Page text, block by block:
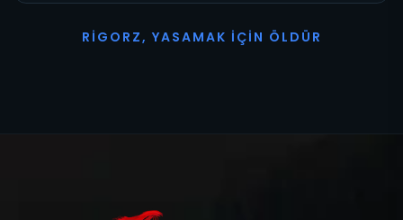
R I G O R Z, YASAMAK İ ÇI N Ö L D Ü R